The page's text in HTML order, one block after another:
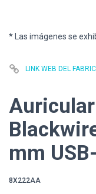
* Las imágenes se
LINK WEB DEL
mm
8X222AA